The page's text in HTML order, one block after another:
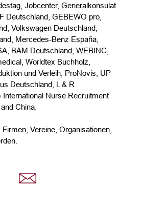
Jobcenter, Generalkonsulat
Deutschland, GEBEWO pro,
Volkswagen Deutschland,
Mercedes-Benz España,
BAM Deutschland, WEBINC,
Worldtex Buchholz,
und Verleih, ProNovis, UP
Deutschland, L & R
International Nurse Recruitment
China.
Vereine, Organisationen,